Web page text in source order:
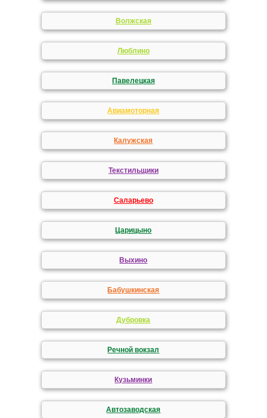
Волжская
Люблино
Павелецкая
Авиамоторная
Калужская
Текстильщики
Саларьево
Царицыно
Выхино
Бабушкинская
Дубровка
Речной вокзал
Кузьминки
Автозаводская